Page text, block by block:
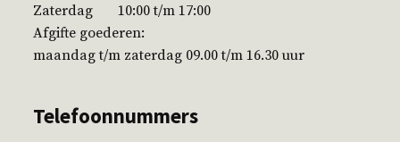
Zaterdag 10:00 t/m 17:00
Afgifte goederen:
maandag t/m zaterdag 09.00 t/m 16.30 uur
Telefoonnummers